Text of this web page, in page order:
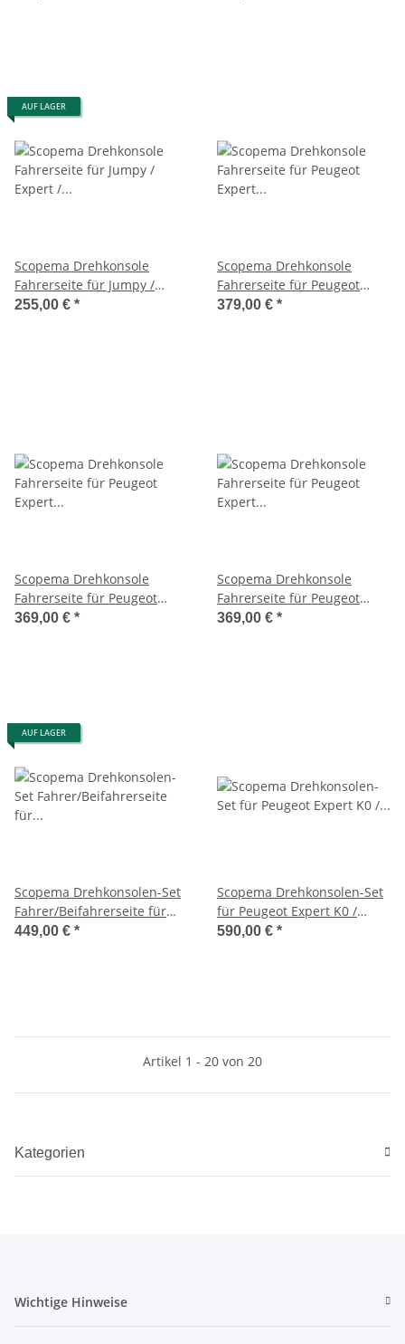
AUF LAGER
Scopema Drehkonsole
Fahrerseite für Jumpy /
Expert / Scudo G9 / Toyota
255,00 € *
Scopema Drehkonsole
Fahrerseite für Peugeot
Expert K0 / Citroen Jumpy
379,00 € *
Scopema Drehkonsole
Fahrerseite für Peugeot
Expert K0 / Citroen Jumpy
369,00 € *
Scopema Drehkonsole
Fahrerseite für Peugeot
Expert K0 / Citroen Jumpy
369,00 € *
AUF LAGER
Scopema Drehkonsolen-Set
Fahrer/Beifahrerseite für
Jumper / Ducato / Boxer
449,00 € *
Scopema Drehkonsolen-Set
für Peugeot Expert K0 /
Citroen Jumpy /Toyota
590,00 € *
Artikel 1 - 20 von 20
Kategorien
Wichtige Hinweise